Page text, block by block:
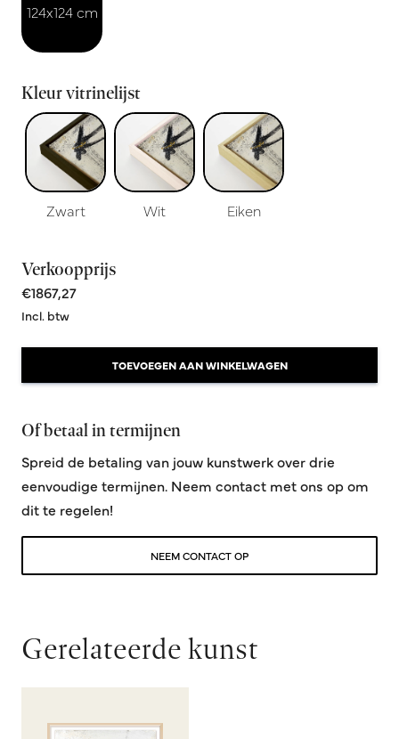
124x124 cm
Kleur vitrinelijst
Zwart Wit Eiken
Verkoopprijs
€1867,27
Incl. btw
TOEVOEGEN AAN WINKELWAGEN
Of betaal in termijnen
Spreid de betaling van jouw kunstwerk over drie
eenvoudige termijnen. Neem contact met ons op om
dit te regelen!
NEEM CONTACT OP
Gerelateerde kunst